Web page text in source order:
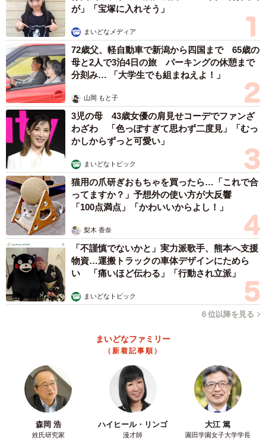
が、しばらくして里親募集を開始すると「迎え入れたい」
という里親希望者さんが現れました。小学生のお子さんが
いる家族。「さくらの控えめなところが良い」と言ってく
れ、ここで第二の犬生の一歩を踏み出すことになりまし
た。
この家のお子さんは、さくらがやって来る日までワクワ
ク。さくらを迎えるまでに揃えるべきケージなどの準備は
もちろん、お家の壁をかわいくデコレーションして迎え入
れました。
里親希望者さん一家の娘さんが作ったデコレーション
それでも、さくらはここでも緊張気味。オドオドする日々
を送っていましたが、迎え入れてから2週間ほどが経過する
が」「宝塚に入れそう」
まいどなメディア
72歳父、軽自動車で新潟から四国まで 65歳の
母と2人で3泊4日の旅 パーキングの休憩まで
分刻み… 「大学生でも組まねえよ！」
山岡 もと子
3児の母 43歳女優の肩見せコーデでファンざ
わざわ 「色っぽすぎて思わず二度見」「むっ
かしからずっと可愛い」
まいどなトピック
猫用の爪研ぎおもちゃを買ったら…「これで合
ってますか？」予想外の使い方が大反響
「100点満点」「かわいいからよし！」
梨木 香奈
「不謹慎でないかと」実力派歌手、熊本へ支援
物資…運搬トラックの車体デザインにためら
い 「痛いほど伝わる」「行動され立派」
まいどなトピック
６位以降を見る
まいどなファミリー
（新着記事順）
森岡 浩
姓氏研究家
ハイヒール・リンゴ
漫才師
大江 篤
園田学園女子大学学長